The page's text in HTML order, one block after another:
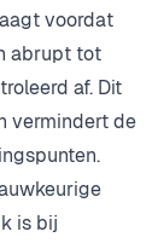
voordat
abrupt tot
af. Dit
vermindert de
is bij